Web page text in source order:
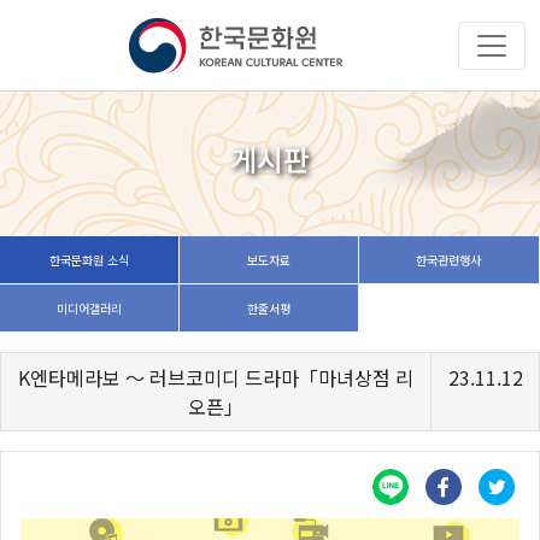
게시판
한국문화원 소식 보도자료 한국관련행사
미디어갤러리 한줄서평
K엔타메라보 ～ 러브코미디 드라마「마녀상점 리
오픈」
23.11.12